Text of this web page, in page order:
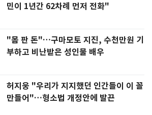
민이 1년간 62차례 먼저 전화"
"몸 판 돈"…구마모토 지진, 수천만원 기
부하고 비난받은 성인물 배우
허지웅 "우리가 지지했던 인간들이 이 꼴
만들어"…형소법 개정안에 발끈